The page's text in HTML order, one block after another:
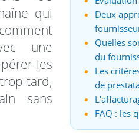
qui
une
les
tard,
sans
Deux
Quelles
du
Les
de
FAQ : les